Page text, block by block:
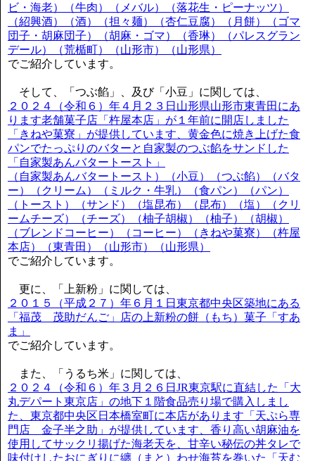
ビ・海老）（牛肉）（メバル）（落花生・ピーナッツ）
（紹興酒）（酒）（担々麺）（杏仁豆腐）（月餅）（ゴマ
団子・胡麻団子）（胡麻・ゴマ）（香琳）（パレスグラン
デール）（荒楯町）（山形市）（山形県）
でご紹介しています。
そして、「つぶ餡」、及び「小豆」に関しては、
２０２４（令和６）年４月２３日山形県山形市東青田にあ
ります老舗菓子店「杵屋本店」が１年前に開店しました
「きねや菓寮」が提供しています、黄金色に焼き上げた食
パンでたっぷりのバターと自家製のつぶ餡をサンドした
「自家製あんバタートースト」
（自家製あんバタートースト）（小豆）（つぶ餡）（バタ
ー）（クリーム）（ミルク・牛乳）（食パン）（パン）
（トースト）（サンド）（塩昆布）（昆布）（塩）（クリ
ームチーズ）（チーズ）（柚子胡椒）（柚子）（胡椒）
（ブレンドコーヒー）（コーヒー）（きねや菓寮）（杵屋
本店）（東青田）（山形市）（山形県）
でご紹介しています。
更に、「上新粉」に関しては、
２０１５（平成２７）年６月１日東京都中央区築地にある
「福茂 茂助だんご」店の上新粉の餅（もち）菓子「すあ
ま」
でご紹介しています。
また、「うるち米」に関しては、
２０２４（令和６）年３月２６日JR東京駅に直結した「大
丸デパート東京店」の地下１階食品売り場で購入しまし
た、東京都中央区日本橋室町に本店があります「天ぷら専
門店 金子半之助」が提供しています、香り高い胡麻油を
使用してサックリ揚げた海老天を、甘辛い秘伝の丼タレで
味付けしたおにぎりに纏（まと）わせ海苔を巻いた「天む